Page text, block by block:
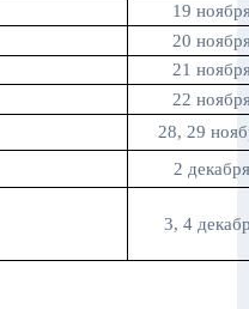
19
20
21
22
28, 29
2 декабря
3, 4